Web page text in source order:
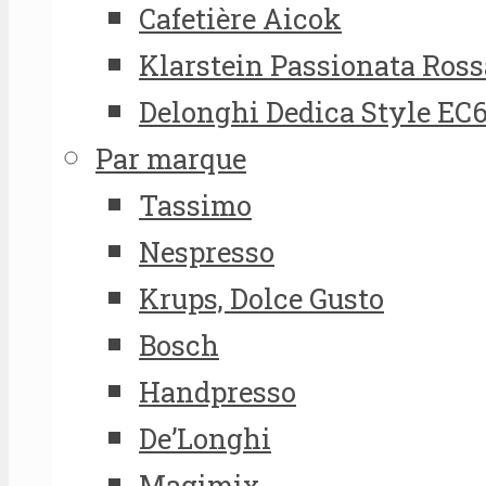
Cafetière Aicok
Klarstein Passionata
Delonghi Dedica Style
Par marque
Tassimo
Nespresso
Krups, Dolce Gusto
Bosch
Handpresso
De’Longhi